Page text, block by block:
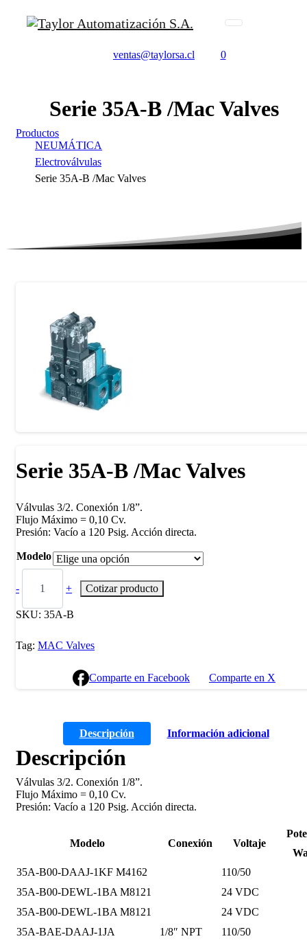
ventas@taylorsa.cl 0
Serie 35A-B /MacValves
Productos
NEUMÁTICA
Electroválvulas
Serie 35A-B /Mac Valves
Serie 35A-B /Mac Valves
Válvulas 3/2. Conexión 1/8”.
Flujo Máximo = 0,10 Cv.
Presión: Vacío a 120 Psig. Acción directa.
Modelo
- + Cotizar producto
SKU: 35A-B
Tag: MAC Valves
Comparte en Facebook Comparte en X
Descripción Información adicional
Descripción
Válvulas 3/2. Conexión 1/8”.
Flujo Máximo = 0,10 Cv.
Presión: Vacío a 120 Psig. Acción directa.
Modelo Conexión Voltaje
35A-B00-DAAJ-1KF M4162
110/50
35A-B00-DEWL-1BA M8121
24 VDC
35A-B00-DEWL-1BA M8121
24 VDC
35A-BAE-DAAJ-1JA
1/8″ NPT
110/50